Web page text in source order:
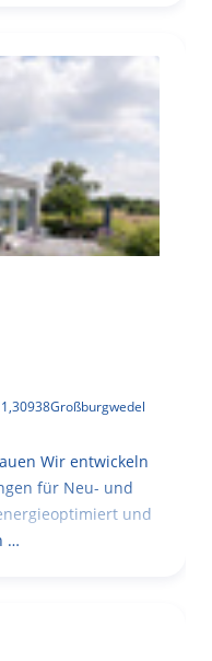
,30938Großburgwedel
Wir entwickeln
für Neu- und
und
…